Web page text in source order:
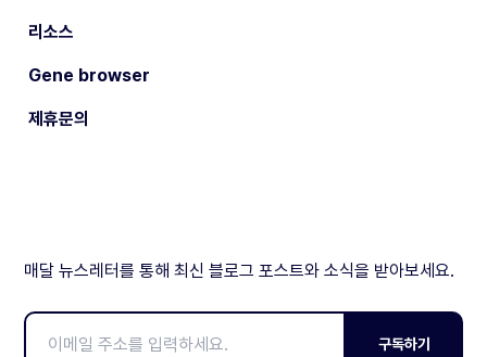
리소스
Gene browser
제휴문의
매달 뉴스레터를 통해 최신 블로그 포스트와 소식을 받아보세요.
구독하기